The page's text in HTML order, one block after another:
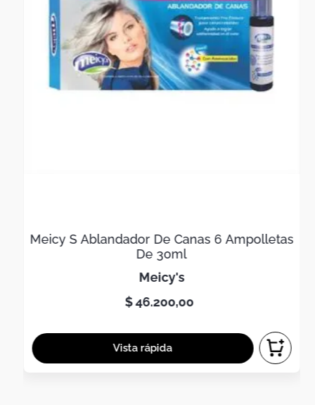
Meicy S Ablandador De Canas 6 Ampolletas
De 30ml
meicy's
$46.200,00